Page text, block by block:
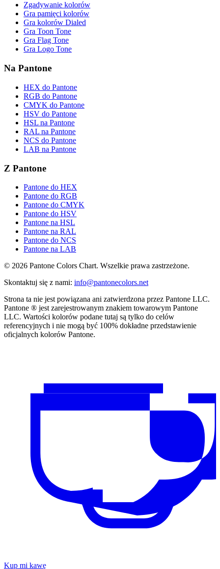
Zgadywanie kolorów
Gra pamięci kolorów
Gra kolorów Dialed
Gra Toon Tone
Gra Flag Tone
Gra Logo Tone
Na Pantone
HEX do Pantone
RGB do Pantone
CMYK do Pantone
HSV do Pantone
HSL na Pantone
RAL na Pantone
NCS do Pantone
LAB na Pantone
Z Pantone
Pantone do HEX
Pantone do RGB
Pantone do CMYK
Pantone do HSV
Pantone na HSL
Pantone na RAL
Pantone do NCS
Pantone na LAB
© 2026 Pantone Colors Chart. Wszelkie prawa zastrzeżone.
Skontaktuj się z nami: info@pantonecolors.net
Strona ta nie jest powiązana ani zatwierdzona przez Pantone LLC.
Pantone ® jest zarejestrowanym znakiem towarowym Pantone
LLC. Wartości kolorów podane tutaj są tylko do celów
referencyjnych i nie mogą być 100% dokładne przedstawienie
oficjalnych kolorów Pantone.
Kup mi kawę